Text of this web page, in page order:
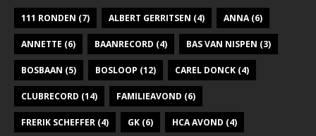
111 RONDEN (7) ALBERT GERRITSEN (4) ANNA(6)
ANNETTE (6) BAANRECORD (4) BAS VAN NISPEN (3)
BOSBAAN (5) BOSLOOP (12) CAREL DONCK (4)
CLUBRECORD (14) FAMILIEAVOND (6)
FRERIK SCHEFFER (4) GK (6) HCA AVOND (4)